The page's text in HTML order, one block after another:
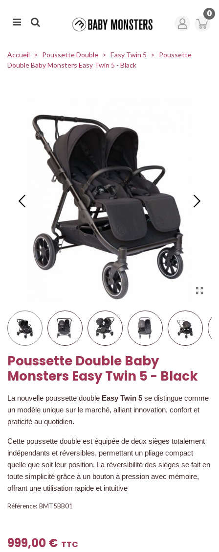
0
Accueil > Poussette Double > Easy Twin 5 > Poussette
Double Baby Monsters Easy Twin 5 - Black
Poussette Double Baby
Monsters Easy Twin 5 - Black
La nouvelle poussette double Easy Twin 5 se distingue comme
un modèle unique sur le marché, alliant innovation, confort et
praticité au quotidien.
Cette poussette double est équipée de deux sièges totalement
indépendants et réversibles, permettant un pliage compact
quelle que soit leur position. La réversibilité des sièges se fait en
toute simplicité grâce à un bouton à pression avec mémoire,
offrant une utilisation rapide et intuitive
Référence: BMT5BB01
999,00 € TTC